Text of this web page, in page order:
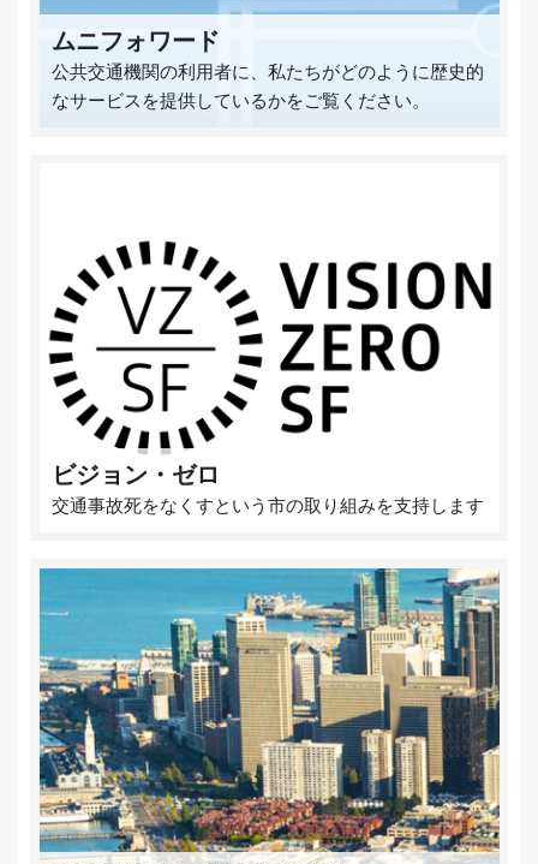
ムニフォワード
公共交通機関の利用者に、私たちがどのように歴史的
なサービスを提供しているかをご覧ください。
ビジョン・ゼロ
交通事故死をなくすという市の取り組みを支持します